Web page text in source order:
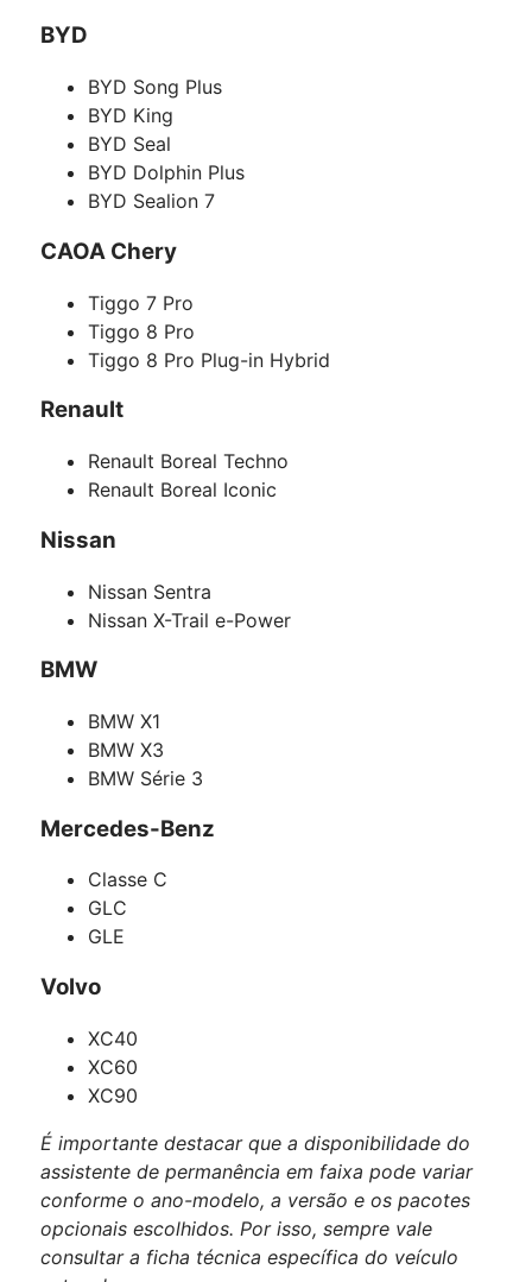
BYD
BYD Song Plus
BYD King
BYD Seal
BYD Dolphin Plus
BYD Sealion 7
CAOA Chery
Tiggo 7 Pro
Tiggo 8 Pro
Tiggo 8 Pro Plug-in Hybrid
Renault
Renault Boreal Techno
Renault Boreal Iconic
Nissan
Nissan Sentra
Nissan X-Trail e-Power
BMW
BMW X1
BMW X3
BMW Série 3
Mercedes-Benz
Classe C
GLC
GLE
Volvo
XC40
XC60
XC90
É importante destacar que a disponibilidade do
assistente de permanência em faixa pode variar
conforme o ano-modelo, a versão e os pacotes
opcionais escolhidos. Por isso, sempre vale
consultar a ficha técnica específica do veículo